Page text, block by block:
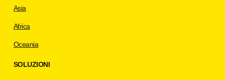
Asia
Africa
Oceania
SOLUZIONI